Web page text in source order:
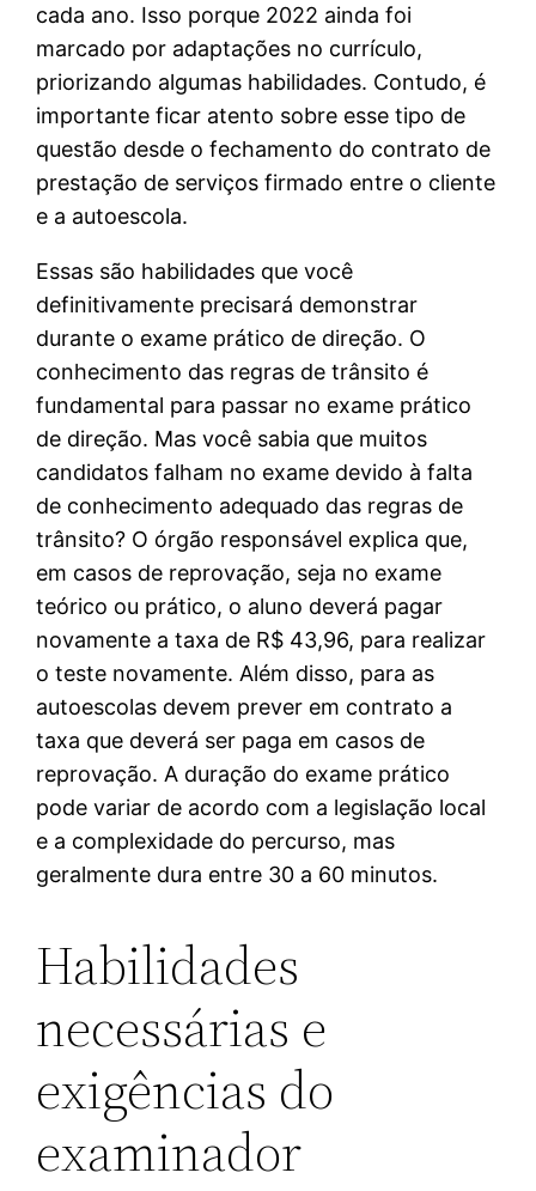
cada ano. Isso porque 2022 ainda foi
marcado por adaptações no currículo,
priorizando algumas habilidades. Contudo, é
importante ficar atento sobre esse tipo de
questão desde o fechamento do contrato de
prestação de serviços firmado entre o cliente
e a autoescola.
Essas são habilidades que você
definitivamente precisará demonstrar
durante o exame prático de direção. O
conhecimento das regras de trânsito é
fundamental para passar no exame prático
de direção. Mas você sabia que muitos
candidatos falham no exame devido à falta
de conhecimento adequado das regras de
trânsito? O órgão responsável explica que,
em casos de reprovação, seja no exame
teórico ou prático, o aluno deverá pagar
novamente a taxa de R$ 43,96, para realizar
o teste novamente. Além disso, para as
autoescolas devem prever em contrato a
taxa que deverá ser paga em casos de
reprovação. A duração do exame prático
pode variar de acordo com a legislação local
e a complexidade do percurso, mas
geralmente dura entre 30 a 60 minutos.
Habilidades
necessárias e
exigências do
examinador